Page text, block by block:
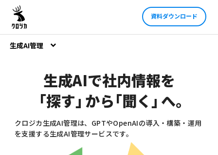
資料ダウンロード
生成AI管理
生成AIで社内情報を
「探す」から「聞く」へ。
クロジカ生成AI管理は、GPTやOpenAIの導入・構築・運用
を支援する生成AI管理サービスです。